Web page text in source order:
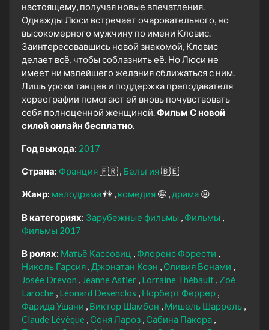
настоящему, получая новые впечатления.
Однажды Люси встречает очаровательного, но
высокомерного мужчину по имени Кловис.
Заинтересовавшись новой знакомой, Кловис
делает всё, чтобы соблазнить её. Но Люси не
имеет ни малейшего желания сближаться с ним.
Лишь уроки танцев и поддержка преподавателя
хореографии помогают ей вновь почувствовать
себя полноценной женщиной.Фильм С новой
силой онлайн бесплатно.
Год выхода: 2017
Страна: Франция🇫🇷 Бельгия🇧🇪
Жанр: мелодрама👫 комедия 🤪 драма 😫
В категориях: Зарубежные фильмы
Фильмы
Фильмы 2017
В ролях: Матьё Кассовиц
Флоренс Форести
Николь Гарсия Джонатан Коэн
Оливия Бонами
Josée Drevon
Jeanne Astier Lorraine Thébault Zoé
Laroche Léonard Desenclos
Норберт Феррер
Фарида Ушани
Виктор Шамбон
Мишель Шаррель
Claude Lévèque Соня Лароз Сабина Пакора